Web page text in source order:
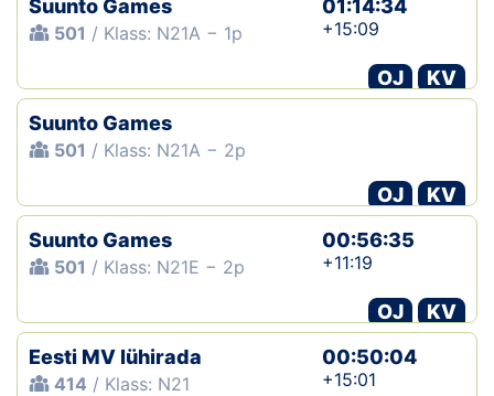
Suunto Games
501 / Klass: N21A − 1p
01:14:34
+15:09
OJ
KV
Suunto Games
501 / Klass: N21A − 2p
OJ
KV
Suunto Games
501 / Klass: N21E − 2p
00:56:35
+11:19
OJ
KV
Eesti MV lühirada
414 / Klass: N21
00:50:04
+15:01